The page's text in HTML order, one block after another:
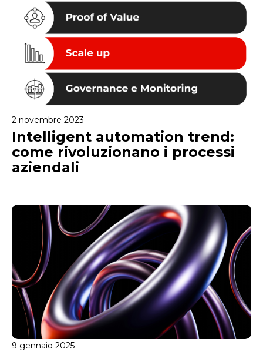
2 novembre 2023
Intelligent automation trend:
come rivoluzionano i processi
aziendali
9 gennaio 2025